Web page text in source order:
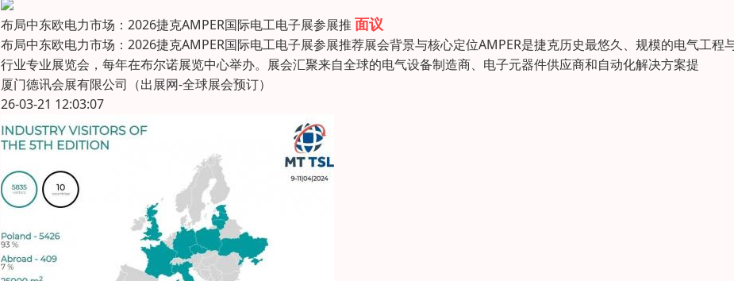
布局中东欧电力市场：2026捷克AMPER国际电工电子展参展推 面议
布局中东欧电力市场：2026捷克AMPER国际电工电子展参展推荐展会背景与核心定位AMPER是捷克历史最悠久、规模的电气工程
行业专业展览会，每年在布尔诺展览中心举办。展会汇聚来自全球的电气设备制造商、电子元器件供应商和自动化解决方案提
厦门德讯会展有限公司（出展网-全球展会预订）
26-03-21 12:03:07